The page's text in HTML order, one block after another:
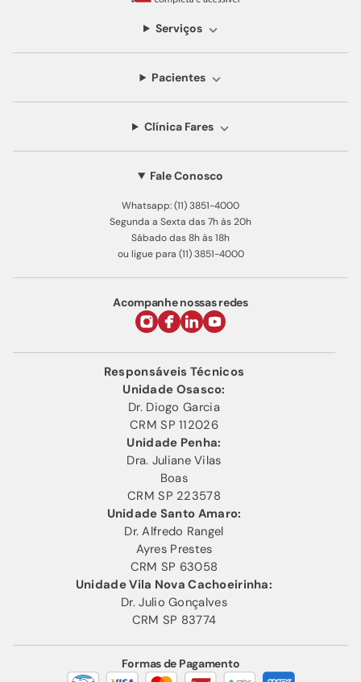
Serviços
Pacientes
Clínica Fares
Fale Conosco
Whatsapp: (11) 3851-4000
Segunda a Sexta das 7h às 20h
Sábado das 8h às 18h
ou ligue para (11) 3851-4000
Acompanhe nossas redes
Responsáveis Técnicos
Unidade Osasco:
Dr. Diogo Garcia
CRM SP 112026
Unidade Penha:
Dra. Juliane Vilas
Boas
CRM SP 223578
Unidade Santo Amaro:
Dr. Alfredo Rangel
Ayres Prestes
CRM SP 63058
Unidade Vila Nova Cachoeirinha:
Dr. Julio Gonçalves
CRM SP 83774
Formas de Pagamento